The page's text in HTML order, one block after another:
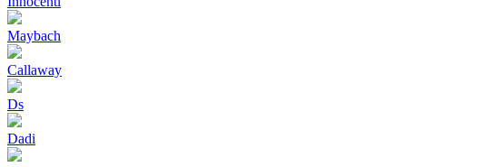
Maybach
Callaway
Ds
Dadi